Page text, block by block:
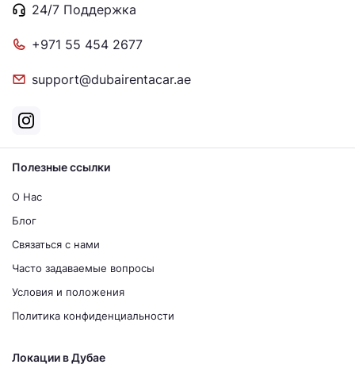
24/7 Поддержка
+971 55 454 2677
support@dubairentacar.ae
Полезные ссылки
О Нас
Блог
Связаться с нами
Часто задаваемые вопросы
Условия и положения
Политика конфиденциальности
Локации в Дубае